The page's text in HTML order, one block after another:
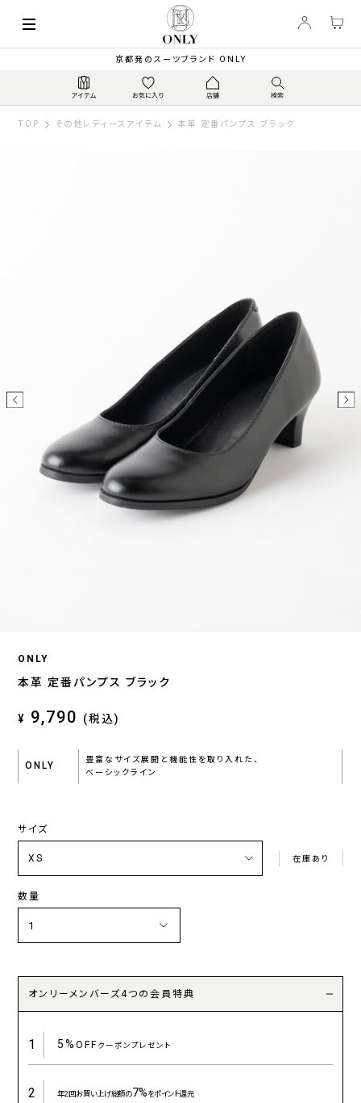
京都発のスーツブランド ONLY
TOP その他レディースアイテム 本革 定番パンプス ブラック
ONLY
本革 定番パンプス ブラック
¥ 9,790 (税込)
ONLY
豊富なサイズ展開と機能性を取り入れた、
ベーシックライン
サイズ
在庫あり
数量
オンリーメンバーズ4つの会員特典
1 5%OFFクーポンプレゼント
2 年2回お買い上げ総額の7%をポイント還元